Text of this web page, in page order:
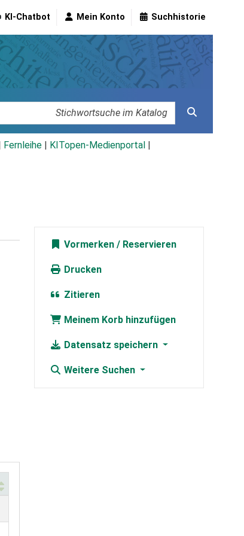
KI-Chatbot Mein Konto Suchhistorie
Fernleihe KITopen-Medienportal
Vormerken
Drucken
Zitieren
Meinem Korb hinzufügen
Datensatz speichern
Weitere Suchen